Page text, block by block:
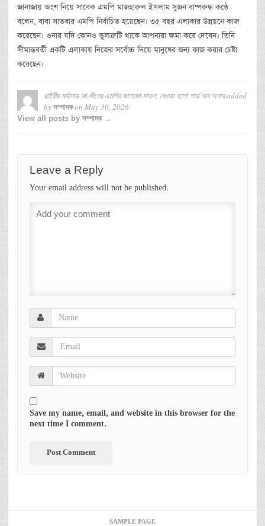
জানাজায় অংশ নিয়ে সাবেক এমপি মাজহারুল ইসলাম সুজন বাষ্পরুদ্ধ কণ্ঠে
বলেন, বাবা সাতবার এমপি নির্বাচিত হয়েছেন। ৩৫ বছর এলাকার উন্নয়নে কাজ
করেছেন। ওনার যদি কোনও ভুলত্রুটি থাকে আপনারা ক্ষমা করে দেবেন। তিনি
সীমান্তবর্তী একটি এলাকায় নিজের সর্বোচ্চ দিয়ে মানুষের জন্য কাজ করার চেষ্টা
করেছেন।
রাষ্ট্রীয় মর্যাদায় আ.লীগের এমপির জানাজা-দাফন, দেওয়া হলো গার্ড অব অনারadded
by সম্পাদকon May 30, 2026
View all posts by সম্পাদক →
Leave a Reply
Your email address will not be published.
Save my name, email, and website in this browser for the
next time I comment.
SAMPLE PAGE